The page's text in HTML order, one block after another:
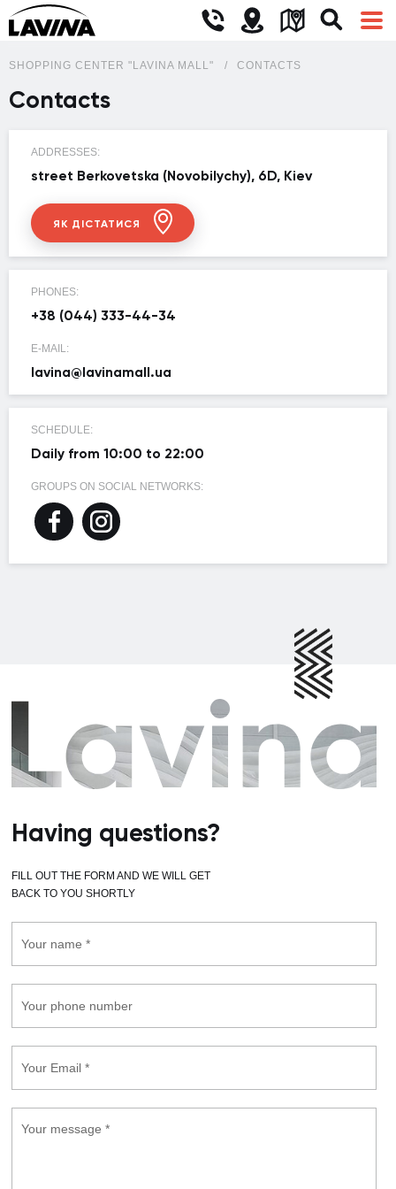
SHOPPING CENTER "LAVINA MALL" CONTACTS
Contacts
ADDRESSES:
street Berkovetska (Novobilychy), 6D, Kiev
ЯК ДІСТАТИСЯ
PHONES:
+38 (044) 333-44-34
E-MAIL:
lavina@lavinamall.ua
SCHEDULE:
Daily from 10:00 to 22:00
GROUPS ON SOCIAL NETWORKS:
Having questions?
FILL OUT THE FORM AND WE WILL GET
BACK TO YOU SHORTLY